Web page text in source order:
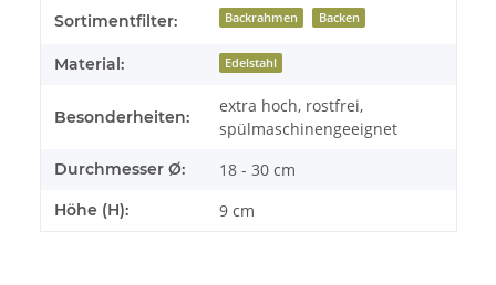
Produkteigenschaft
Wert
Sortimentfilter: Backrahmen Backen
Material: Edelstahl
Besonderheiten:
extra hoch, rostfrei,
spülmaschinengeeignet
Durchmesser Ø: 18 - 30 cm
Höhe (H): 9 cm